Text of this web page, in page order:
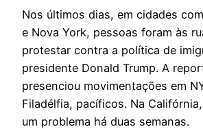
Nos últimos dias, em cidades
e Nova York, pessoas foram às
protestar contra a política de
presidente Donald Trump. A
presenciou movimentações em
Filadélfia, pacíficos. Na
um problema há duas semanas.